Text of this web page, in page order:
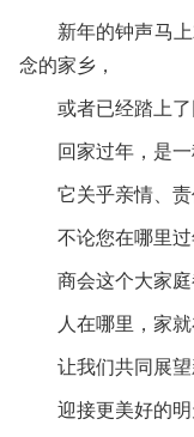
新年的钟声马
念的家乡，
或者已经踏上了
回家过年，是
它关乎亲情、责
不论您在哪里过
商会这个大家庭
人在哪里，家
让我们共同展望
迎接更美好的明